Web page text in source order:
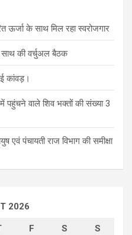
ऊर्जा के साथ मिल रहा स्वरोजगार
साथ की वर्चुअल बैठक
कांवड़।
पहुंचने वाले शिव भक्तों की संख्या 3
पंचायती राज विभाग की समीक्षा
2026
F S S